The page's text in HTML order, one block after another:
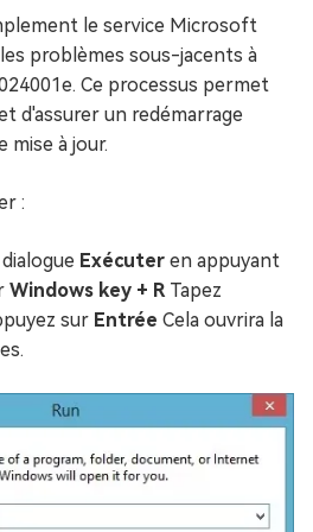
le service Microsoft
problèmes sous-jacents à
Ce processus permet
d'assurer un redémarrage
mise à jour.
:
Exécuter en appuyant
Windows key + R Tapez
sur Entrée Cela ouvrira la